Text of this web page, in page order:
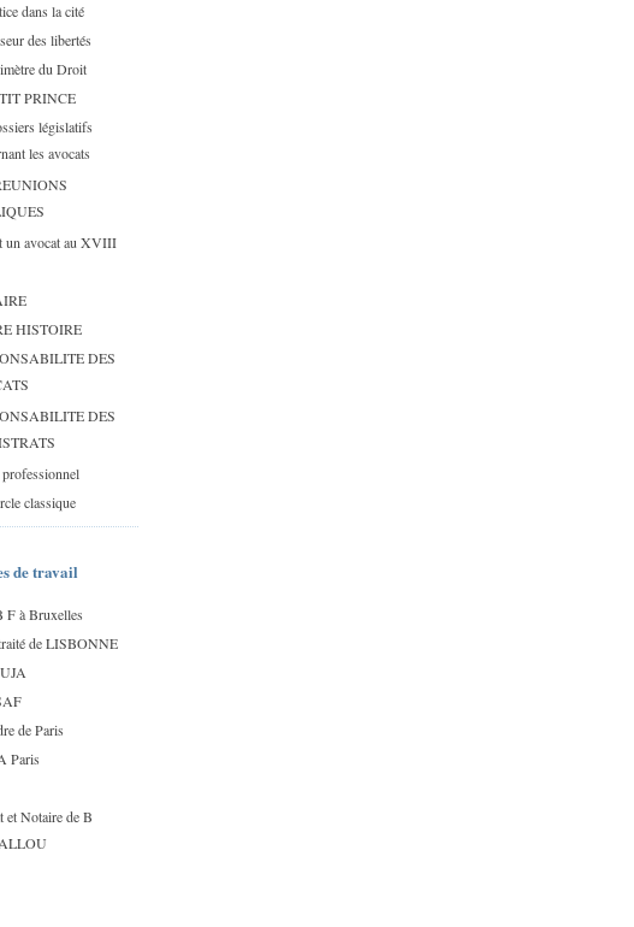
dans la cité
des libertés
du Droit
PRINCE
législatifs
les avocats
un avocat au XVIII
HISTOIRE
DES
DES
professionnel
classique
de travail
F à Bruxelles
de LISBONNE
de Paris
Paris
et Notaire de B